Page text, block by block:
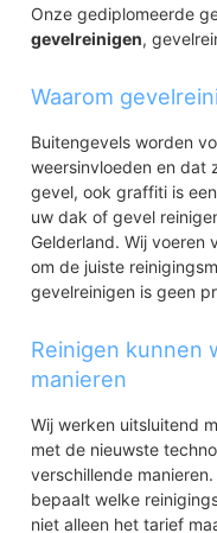
Onze gediplomeerde
gevelreinigen,
Waarom
Buitengevels worden
weersinvloeden en dat
gevel, ook graffiti is
uw dak of gevel
Gelderland. Wij voeren
om de juiste
gevelreinigen is geen
Reinigen kunnen
manieren
Wij werken uitsluitend
met de nieuwste
verschillende
bepaalt welke
niet alleen het tarief